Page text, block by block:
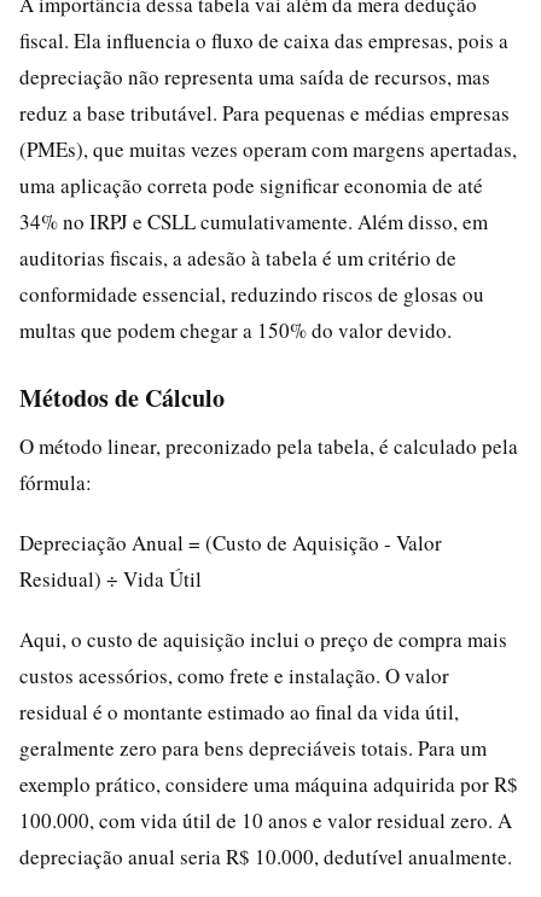
fiscal. Ela influencia o fluxo de caixa das empresas, pois a
depreciação não representa uma saída de recursos, mas
reduz a base tributável. Para pequenas e médias empresas
(PMEs), que muitas vezes operam com margens apertadas,
uma aplicação correta pode significar economia de até
34% no IRPJ e CSLL cumulativamente. Além disso, em
auditorias fiscais, a adesão à tabela é um critério de
conformidade essencial, reduzindo riscos de glosas ou
multas que podem chegar a 150% do valor devido.
Métodos de Cálculo
O método linear, preconizado pela tabela, é calculado pela
fórmula:
Depreciação Anual = (Custo de Aquisição - Valor
Residual) ÷ Vida Útil
Aqui, o custo de aquisição inclui o preço de compra mais
custos acessórios, como frete e instalação. O valor
residual é o montante estimado ao final da vida útil,
geralmente zero para bens depreciáveis totais. Para um
exemplo prático, considere uma máquina adquirida por R$
100.000, com vida útil de 10 anos e valor residual zero. A
depreciação anual seria R$ 10.000, dedutível anualmente.